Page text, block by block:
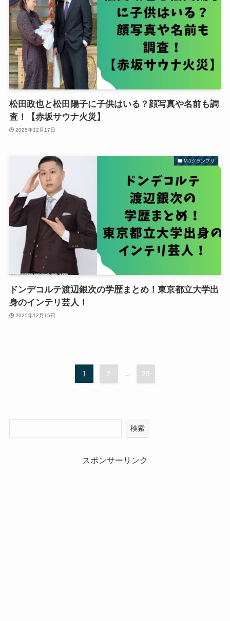
松田政也と松田陽子に子供はいる？顔写真や名前も調
査！【赤坂サウナ火災】
2025年12月17日
M-1グランプリ
ドンデコルテ渡辺銀次の学歴まとめ！東京都立大学出
身のインテリ芸人！
2025年12月15日
1 2 ... 29
検索
スポンサーリンク